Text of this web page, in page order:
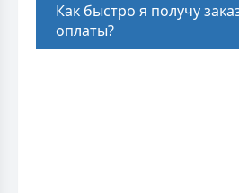
Как быстро я получу
оплаты?